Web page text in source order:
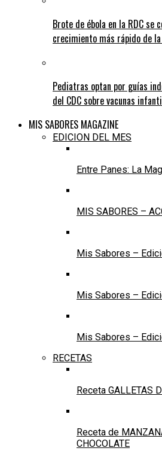
Brote de ébola en la RDC se
crecimiento más rápido de
Pediatras optan por guías
del CDC sobre vacunas
MIS SABORES MAGAZINE
EDICION DEL MES
Entre Panes: La
MIS SABORES –
Mis Sabores –
Mis Sabores –
Mis Sabores –
RECETAS
Receta GALLETAS
Receta de
CHOCOLATE